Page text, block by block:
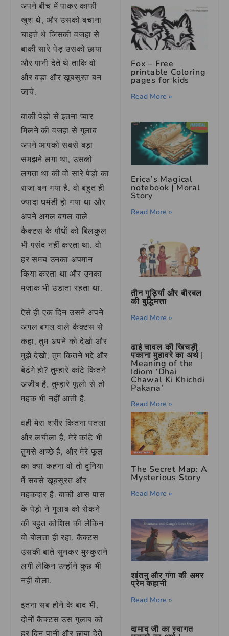
अपने बीच में पाकर काफी
खुश थे, और उसको बचाना
चाहते थे जिसकी वजहा से
बाकी सारे पेड़ उसको छाया
और पानी देते थे ताकि वो
और बड़ा और खूबसूरत बन
जाये.
बाकी पेड़ो से इतना प्यार
मिलने की वजहा से गुलाब
अपने आपको सबसे बड़ा
समझने लगा था, उसको
लगता था की वो सारे पेड़ो का
राजा बन गया है. वो बहुत ही
ज्यादा घमंडी हो गया था और
अपने अगल बगल वाले
कैक्टस के पौधों को बिलकुल
भी पसंद नहीं करता था. वो
हर समय उनका अपमान
किया करता था और उनका
मज़ाक भी उडाता रहता था.
ऐसे ही एक दिन उसने अपने
अगल बगल वाले कैक्टस से
कहा, तुम अपने को देखो और
मुझे देखो, तुम कितने भद्दे और
बेढंगे हो? तुम्हारे कांटे कितने
अजीब है, तुम्हारे फूलो से तो
महक भी नहीं आती है.
वही मेरा शरीर कितना पतला
और लचीला है, मेरे कांटे भी
तुमसे अच्छे है, और मेरे फूल
का क्या कहना वो तो दुनिया
में सबसे खूबसूरत और
महकदार है. बाकी आस पास
के पेड़ो ने गुलाब को रोकने
की बहुत कोशिस की लेकिन
वो बोलता ही रहा. कैक्टस
उसकी बाते सुनकर मुस्कुराने
लगी लेकिन उन्होंने कुछ भी
नहीं बोला.
इतना सब होने के बाद भी,
दोनों कैक्टस उस गुलाब को
Fox – Free
printable Coloring
pages for kids
Read More »
Erica’s Magical
notebook | Moral
Story
Read More »
तीन गुड़ियाँ और बीरबल
की बुद्धिमत्ता
Read More »
ढाई चावल की खिचड़ी
पकाना मुहावरे का अर्थ |
Meaning of the
Idiom ‘Dhai
Chawal Ki Khichdi
Pakana’
Read More »
The Secret Map: A
Mysterious Story
Read More »
शांतनु और गंगा की अमर
प्रेम कहानी
Read More »
दामाद जी का स्वागत